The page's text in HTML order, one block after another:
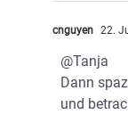
cnguyen 22.
@Tanja
Dann
und